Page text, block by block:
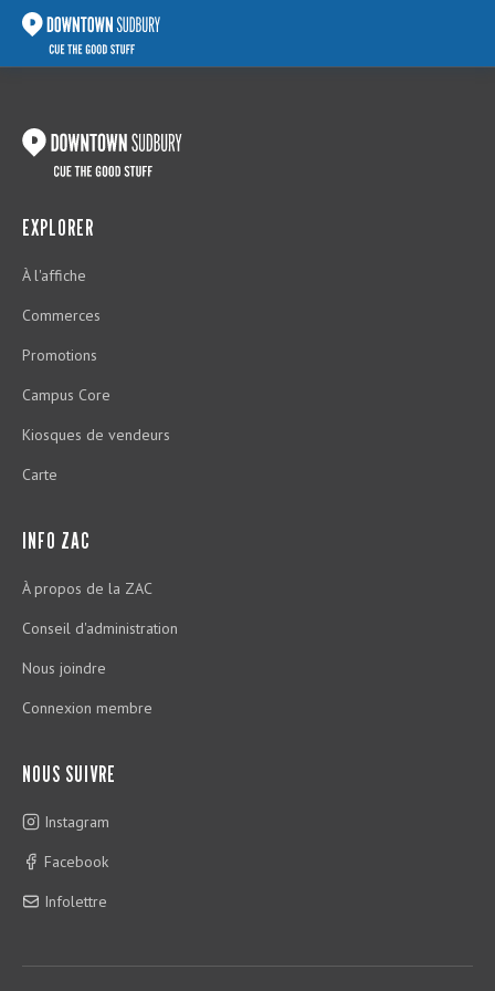
EXPLORER
À l'affiche
Commerces
Promotions
Campus Core
Kiosques de vendeurs
Carte
INFO ZAC
À propos de la ZAC
Conseil d'administration
Nous joindre
Connexion membre
NOUS SUIVRE
Instagram
Facebook
Infolettre